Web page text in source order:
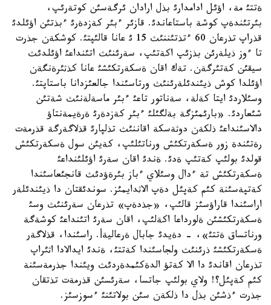
ةتتئ مة، اؤئل ادامدارئ بذل ارادان ئرگةسئن كوتةرئپ،
بئرتئندةپ كوشة باستاعاندئ. قازئر ءبئر كةزدةرئ ءبذتئن اؤئلدئ
قذراپ تذرعان 60 ءتذتئننئث 15 ئ عانا قالئپتئ. كوشكةن جذرت
تا ءوز ذيلةرئن بذزئپ اكةتئپ، سةرئنئث اتئنداعئ اؤئلدئث
سيقئن كةتئرگةن. تةك اقان ةسكةرتكئشئ عانا كذثئرةنگةن
اؤئلدا كوش ذيئندئلةرئنئث ورتاسئندا جالعئزدانا باستاپتئ.
وسئلاردئ ايتا كةلة، سةناتور تاعئ ءبئر ماسةلةنئث شةتئن
شئعاردئ. «بارئمئزگة بةلگئلئ ءبئر كةزدةرئ ةرةيمةنتاؤ
دالاسئنداعئ ذلكةن دوثةسكة اقاننئث تذلپارئ قذلاگةرگة قذرمةت
رةتئندة زور ةسكةرتكئش ورناتئلئپ، كةيئن سول ةسكةرتكئش
قولدئ بولئپ كةتئپ ةدئ. ةندئ اقان سةرئ اؤئلئنداعئ
ةسكةرتكئش تة ءدال وسئلاي ءباز بئرةؤدئث قانجئعاسئندا
كةتپةسئنة كئم كةپئل دةپ الاثدايمئز. سوندئقتان دا ذيئندئلةر
اراسئندا قاراؤسئز قالئپ، «جذدةپ» تذرعان سةرئنئث وسئ
ةسكةرتكئشئن ةلورداعا اكةلئپ، اقان سةرئ اتئنداعئ كوشةگة
ورناتساق ةتتئ»، - دةيدئ جابال ةرعاليةأ. راسئندا، قذلاگةر
ةسكةرتكئشئ ذرئنئث ولجاسئندا كةتتئ، ةندئ ايدالادا اثئراپ
تذرعان اقاندئ دا الا كةتؤ الدةكئمدةردئث ويئندا جذرمةسئنة
كئم كةپئل؟! ولاي بولئپ جاتسا، سةرئسئن قذرمةت تذتقان
جذرت ءذشئن بذل دا ذلكةن سئن بولاتئنئ ءسوزسئز.